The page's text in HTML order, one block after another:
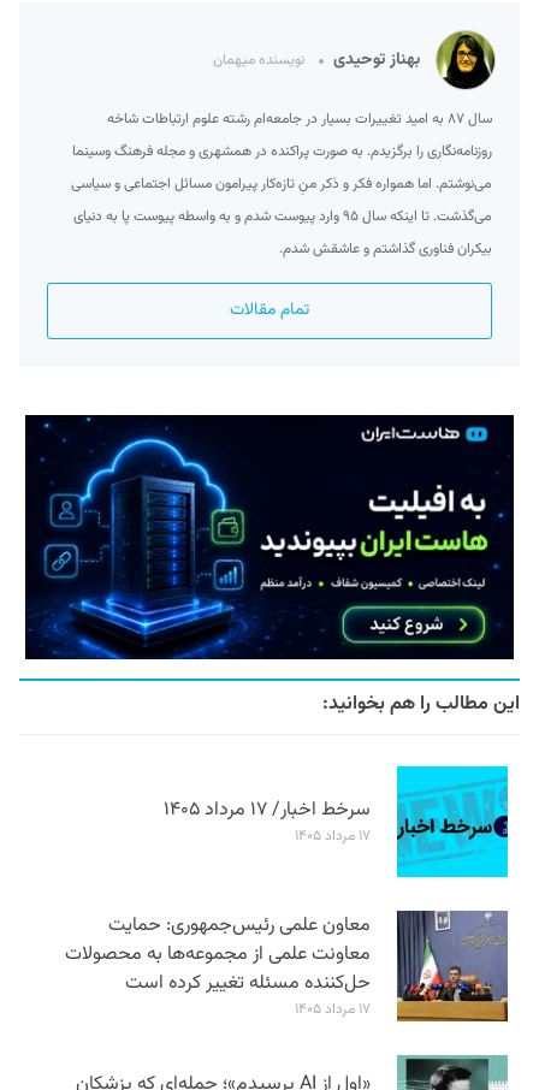
بهناز توحیدی نویسنده میهمان
سال ۸۷ به امید تغییرات بسیار در جامعه‌ام رشته علوم ارتباطات شاخه
روزنامه‌نگاری را برگزیدم. به صورت پراکنده در همشهری و مجله فرهنگ وسینما
می‌نوشتم. اما همواره فکر و ذکر منِ تازه‌کار پیرامون مسائل اجتماعی و سیاسی
می‌گذشت. تا اینکه سال ۹۵ وارد پیوست شدم و به واسطه پیوست پا به دنیای
بیکران فناوری گذاشتم و عاشقش شدم.
تمام مقالات
این مطالب را هم بخوانید:
سرخط اخبار/ ۱۷ مرداد ۱۴۰۵
۱۷ مرداد ۱۴۰۵
معاون علمی رئیس‌جمهوری: حمایت
معاونت علمی از مجموعه‌ها به محصولات
حل‌کننده مسئله تغییر کرده است
۱۷ مرداد ۱۴۰۵